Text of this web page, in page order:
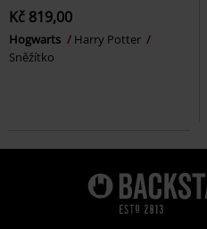
Kč 819,00
Hogwarts
Harry Potter
Sněžítko